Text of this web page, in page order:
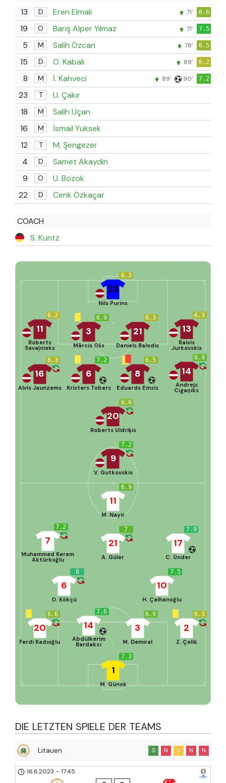
13
D Eren Elmalı 71' 6.6
19 O Barış Alper Yılmaz 71' 7.5
5 M Salih Özcan 78' 6.5
15 D O. Kabak 89' 6.2
8 M İ. Kahveci 89' 90' 7.2
23 T
U. Çakır
18
M
Salih Uçan
16
M
İsmail Yüksek
12
T
M. Şengezer
4
D
Samet Akaydin
9
O
U. Bozok
22
D Cenk Özkaçar
COACH
S. Kuntz
6.3
23
Nils Purins
6.3
13
Raivis
Jurkovskis
6.3
21
Daniels Balodis
6.9
3
Mārcis Ošs
6.2
11
Roberts
Savaļnieks
6.9
14
Andrejs
Cigaņiks
6.5
8
Eduards Emsis
7.2
6
Kristers Tobers
6.3
16
Alvis Jaunzems
6.6
20
Roberts Uldriķis
7.2
9
V. Gutkovskis
7.3
1
M. Günok
6.6
20
Ferdi Kadıoğlu
7.6
14
Abdülkerim
Bardakcı
6.9
3
M. Demiral
6.3
2
Z. Çelik
8
6
O. Kökçü
7.5
10
H. Çalhanoğlu
7.2
7
Muhammed Kerem
Aktürkoğlu
7
21
A. Güler
7.9
17
C. Ünder
6.9
11
M. Nayir
DIE LETZTEN SPIELE DER TEAMS
Litauen S N U N N
16.6.2023 - 17:45